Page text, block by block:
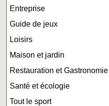
Entreprise
Guide de jeux
Loisirs
Maison et jardin
Restauration et Gastronomie
Santé et écologie
Tout le sport